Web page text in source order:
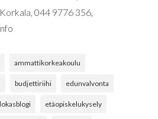
044 9776 356,
ammattikorkeakoulu
budjettiriihi edunvalvonta
etäopiskelukysely